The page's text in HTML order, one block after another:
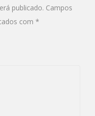
publicado. Campos
com *